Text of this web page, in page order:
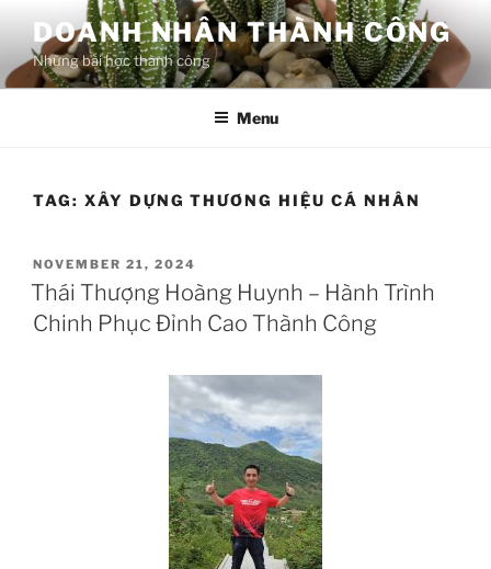
content
DOANH NHÂN THÀNH CÔNG
Những bài học thành công
Menu
TAG: XÂY DỰNG THƯƠNG HIỆU CÁ NHÂN
POSTED
ON
NOVEMBER 21, 2024
Thái Thượng Hoàng Huynh – Hành Trình
Chinh Phục Đỉnh Cao Thành Công